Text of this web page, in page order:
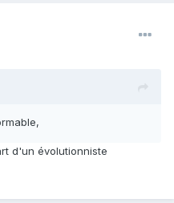
d'un évolutionniste